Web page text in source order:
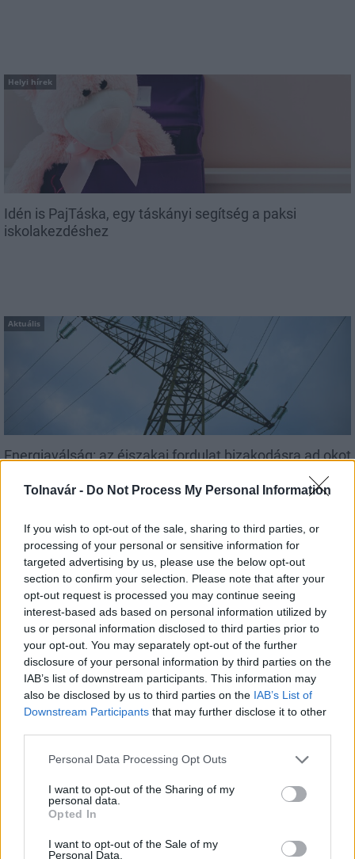
Tolnavár - Do Not Process My Personal Information
If you wish to opt-out of the sale, sharing to third parties, or
processing of your personal or sensitive information for
targeted advertising by us, please use the below opt-out
section to confirm your selection. Please note that after your
opt-out request is processed you may continue seeing
interest-based ads based on personal information utilized by
us or personal information disclosed to third parties prior to
your opt-out. You may separately opt-out of the further
disclosure of your personal information by third parties on the
IAB’s list of downstream participants. This information may
also be disclosed by us to third parties on the IAB’s List of
Downstream Participants that may further disclose it to other
Please note that this website/app uses one or more Google
not limited to your visit or usage behaviour. You may click to
grant or deny consent to Google and its third-party tags to
use your data for below specified purposes in below Google
consent section.
Personal Data Processing Opt Outs
I want to opt-out of the Sharing of my
personal data.
Opted In
I want to opt-out of the Sale of my
Personal Data.
Helyi hírek
Idén is PajTáska, egy táskányi segítség a paksi
iskolakezdéshez
Aktuális
Energiaválság: az éjszakai fordulat bizakodásra ad okot
MAGYAR ÉPÍTŐK
Belváros-Lipótváros játszótér